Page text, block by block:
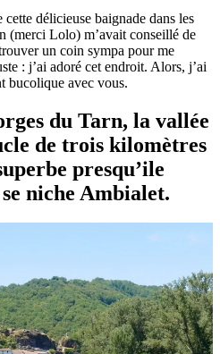
délicieuse baignade dans les
(merci Lolo) m’avait conseillé de
un coin sympa pour me
: j’ai adoré cet endroit. Alors, j’ai
bucolique avec vous.
du Tarn, la vallée
de trois kilomètres
presqu’ile
niche Ambialet.